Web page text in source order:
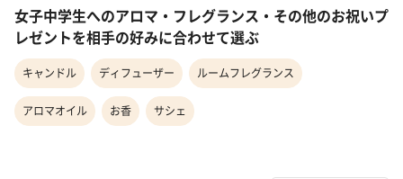
女子中学生へのアロマ・フレグランス・その他のお祝いプ
レゼントを相手の好みに合わせて選ぶ
キャンドル ディフューザー ルームフレグランス
アロマオイル お香 サシェ